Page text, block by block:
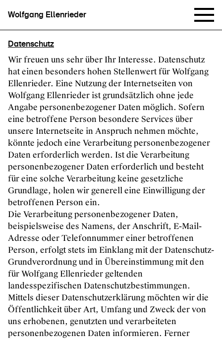
Wolfgang Ellenrieder
Datenschutz
Wir freuen uns sehr über Ihr Interesse. Datenschutz
hat einen besonders hohen Stellenwert für Wolfgang
Ellenrieder. Eine Nutzung der Internetseiten von
Wolfgang Ellenrieder ist grundsätzlich ohne jede
Angabe personenbezogener Daten möglich. Sofern
eine betroffene Person besondere Services über
unsere Internetseite in Anspruch nehmen möchte,
könnte jedoch eine Verarbeitung personenbezogener
Daten erforderlich werden. Ist die Verarbeitung
personenbezogener Daten erforderlich und besteht
für eine solche Verarbeitung keine gesetzliche
Grundlage, holen wir generell eine Einwilligung der
betroffenen Person ein.
Die Verarbeitung personenbezogener Daten,
beispielsweise des Namens, der Anschrift, E-Mail-
Adresse oder Telefonnummer einer betroffenen
Person, erfolgt stets im Einklang mit der Datenschutz-
Grundverordnung und in Übereinstimmung mit den
für Wolfgang Ellenrieder geltenden
landesspezifischen Datenschutzbestimmungen.
Mittels dieser Datenschutzerklärung möchten wir die
Öffentlichkeit über Art, Umfang und Zweck der von
uns erhobenen, genutzten und verarbeiteten
personenbezogenen Daten informieren. Ferner